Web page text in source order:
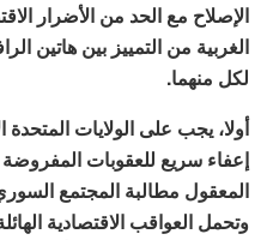
الإصلاح مع الحد من الأضرار
الغربية من التمييز بين هاتين
لكل منهما.
أولا، يجب على الولايات المتحدة
إعفاء سريع للعقوبات
المعقول مطالبة المجتمع
وتحمل العواقب الاقتصادية